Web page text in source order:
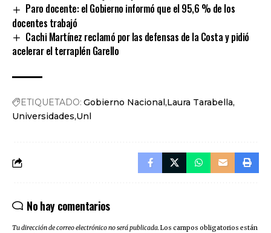
Paro docente: el Gobierno informó que el 95,6 % de los
docentes trabajó
Cachi Martínez reclamó por las defensas de la Costa y pidió
acelerar el terraplén Garello
ETIQUETADO: Gobierno Nacional Laura Tarabella
Universidades Unl
No hay comentarios
Tu dirección de correo electrónico no será publicada.Los campos obligatorios están